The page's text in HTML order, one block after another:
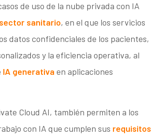
de uso de la nube privada con IA
sector sanitario, en el que los servicios
datos confidenciales de los pacientes,
y la eficiencia operativa, al
IA generativa en aplicaciones
Cloud AI, también permiten a los
con IA que cumplen sus requisitos